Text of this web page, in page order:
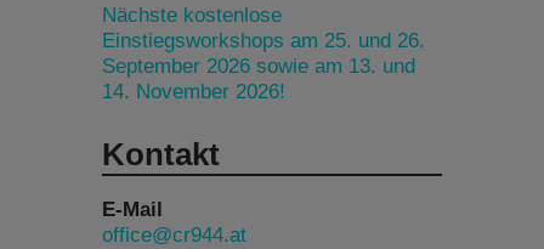
Nächste kostenlose
Einstiegsworkshops am 25. und 26.
September 2026 sowie am 13. und
14. November 2026!
Kontakt
E-Mail
office@cr944.at